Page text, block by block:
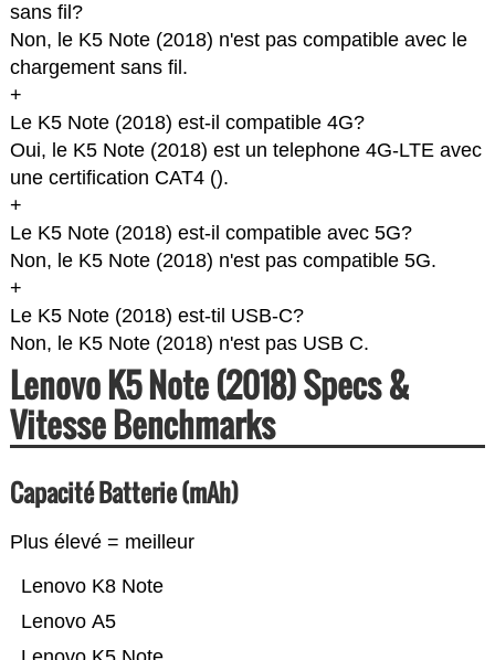
sans fil?
Non, le K5 Note (2018) n'est pas compatible avec le
chargement sans fil.
+
Le K5 Note (2018) est-il compatible 4G?
Oui, le K5 Note (2018) est un telephone 4G-LTE avec
une certification CAT4 ().
+
Le K5 Note (2018) est-il compatible avec 5G?
Non, le K5 Note (2018) n'est pas compatible 5G.
+
Le K5 Note (2018) est-til USB-C?
Non, le K5 Note (2018) n'est pas USB C.
Lenovo K5 Note (2018) Specs &
Vitesse Benchmarks
Capacité Batterie (mAh)
Plus élevé = meilleur
Lenovo A5
Lenovo K8 Note